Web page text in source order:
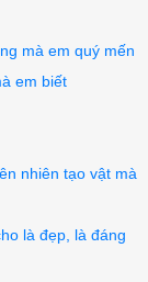
mà em quý mến
em biết
nhiên tạo vật mà
là đẹp, là đáng